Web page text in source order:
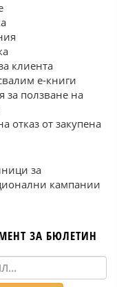
клиента
е-книги
за ползване на
отказ от закупена
за
кампании
ЗА БЮЛЕТИН